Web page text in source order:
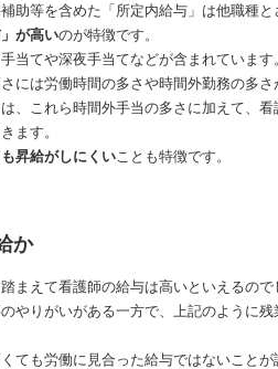
助等を含めた「所定内給与」は他職種と
が高いのが特徴です。
当てや深夜手当てなどが含まれています
には労働時間の多さや時間外勤務の多さ
、これら時間外手当の多さに加えて、
ます。
昇給がしにくい ことも特徴です。
か
まえて看護師の給与は高いといえるので
やりがいがある一方で、上記のように
ても労働に見合った給与ではないことが